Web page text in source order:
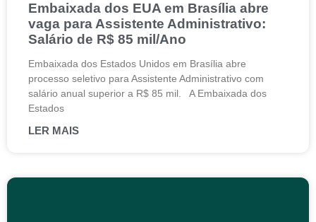
Embaixada dos EUA em Brasília abre
vaga para Assistente Administrativo:
Salário de R$ 85 mil/Ano
Embaixada dos Estados Unidos em Brasília abre
processo seletivo para Assistente Administrativo com
salário anual superior a R$ 85 mil. A Embaixada dos
Estados
LER MAIS